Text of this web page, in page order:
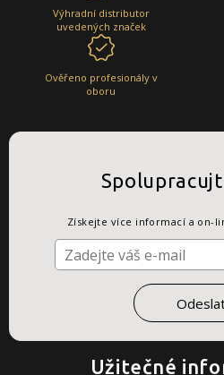
Výhradní distributor
uvedených značek
Ověřeno profesionály v
oboru
Užitečné
Získejte více informací a on-